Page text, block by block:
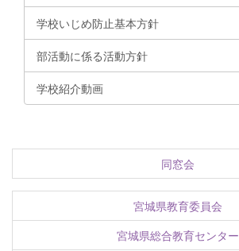
学校いじめ防止基本方針
部活動に係る活動方針
学校紹介動画
同窓会
宮城県教育委員会
宮城県総合教育センター